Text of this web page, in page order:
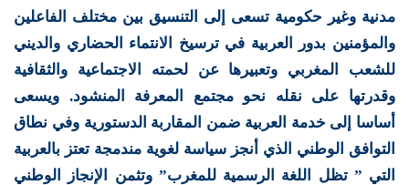
مدنية وغير حكومية تسعى إلى التنسيق بين مختلف الفاعلين
والمؤمنين بدور العربية في ترسيخ الانتماء الحضاري والديني
للشعب المغربي وتعبيرها عن لحمته الاجتماعية والثقافية
وقدرتها على نقله نحو مجتمع المعرفة المنشود. ويسعى
أساسا إلى خدمة العربية ضمن المقاربة الدستورية وفي نطاق
التوافق الوطني الذي أنجز سياسة لغوية مندمجة تعتز بالعربية
التي ” تظل اللغة الرسمية للمغرب” وتثمن الإنجاز الوطني